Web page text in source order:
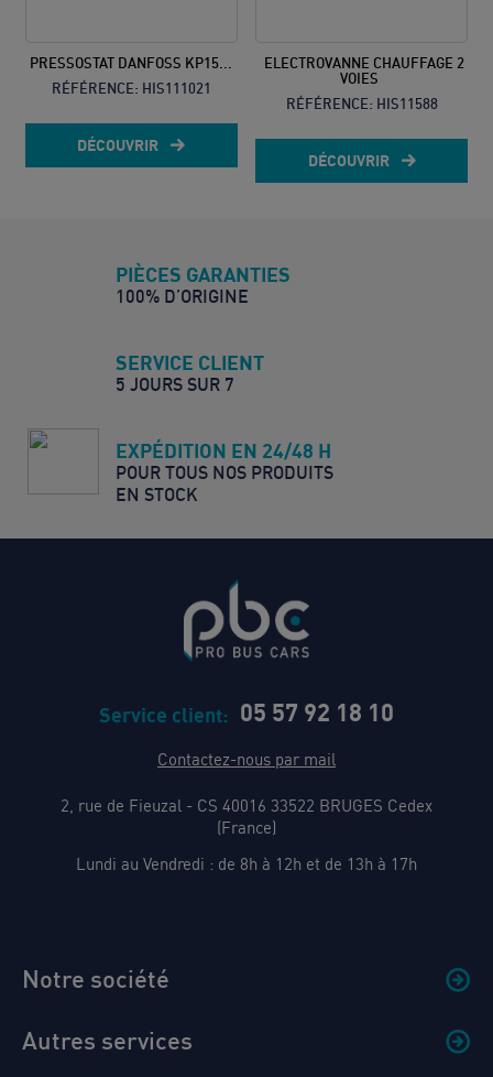
PRESSOSTAT DANFOSS KP15...
RÉFÉRENCE: HIS111021
DÉCOUVRIR
ELECTROVANNE CHAUFFAGE 2
VOIES
RÉFÉRENCE: HIS11588
DÉCOUVRIR
PIÈCES GARANTIES
100% D’ORIGINE
SERVICE CLIENT
5 JOURS SUR 7
EXPÉDITION EN 24/48 H
POUR TOUS NOS PRODUITS
EN STOCK
Service client: 05 57 92 18 10
Contactez-nous par mail
2, rue de Fieuzal - CS 40016 33522 BRUGES Cedex
(France)
Lundi au Vendredi : de 8h à 12h et de 13h à 17h
Notre société
Autres services